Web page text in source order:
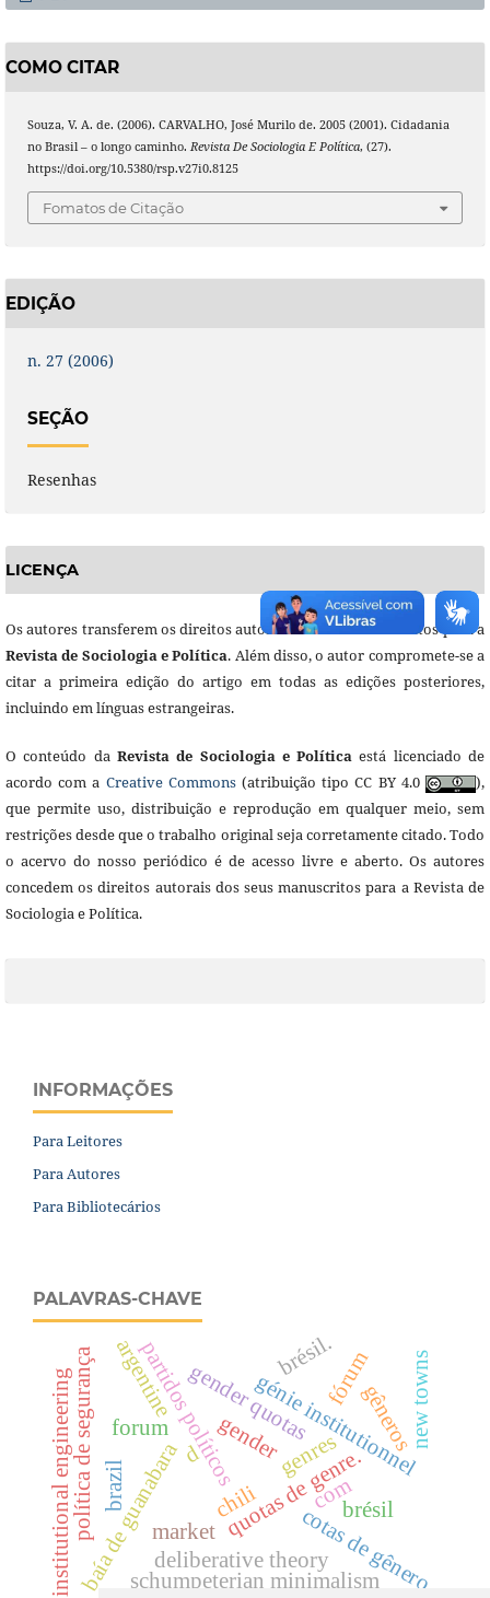
COMO CITAR
Souza, V. A. de. (2006). CARVALHO, José Murilo de. 2005 (2001). Cidadania
no Brasil – o longo caminho. Revista De Sociologia E Política, (27).
https://doi.org/10.5380/rsp.v27i0.8125
Fomatos de Citação
EDIÇÃO
n. 27 (2006)
SEÇÃO
Resenhas
LICENÇA
Os autores transferem os direitos autorais dos seus manuscritos para a
Revista de Sociologia e Política. Além disso, o autor compromete-se a
citar a primeira edição do artigo em todas as edições posteriores,
incluindo em línguas estrangeiras.
O conteúdo da Revista de Sociologia e Política está licenciado de
acordo com a Creative Commons(atribuição tipo CC BY 4.0
),
que permite uso, distribuição e reprodução em qualquer meio, sem
restrições desde que o trabalho original seja corretamente citado. Todo
o acervo do nosso periódico é de acesso livre e aberto. Os autores
concedem os direitos autorais dos seus manuscritos para a Revista de
Sociologia e Política.
INFORMAÇÕES
Para Leitores
Para Autores
Para Bibliotecários
PALAVRAS-CHAVE
partidos políticos
chili
baía de guanabara quotas de genre.
génie institutionnel
genres
gender quotas
institutional engineering gender
cotas de gênero
gêneros
combrésil
d
schumpeterian minimalism
market
deliberative theory
forum
argentine
política de segurança brazil
fórum new towns
brésil.